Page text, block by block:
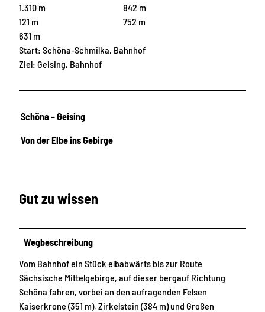
1.310 m
842 m
121 m
752 m
631 m
Start: Schöna-Schmilka, Bahnhof
Ziel: Geising, Bahnhof
Schöna – Geising
Von der Elbe ins Gebirge
Gut zu wissen
Wegbeschreibung
Vom Bahnhof ein Stück elbabwärts bis zur Route
Sächsische Mittelgebirge, auf dieser bergauf Richtung
Schöna fahren, vorbei an den aufragenden Felsen
Kaiserkrone (351 m), Zirkelstein (384 m) und Großen